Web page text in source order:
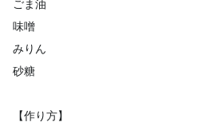
ごま油
味噌
みりん
砂糖
【作り方】